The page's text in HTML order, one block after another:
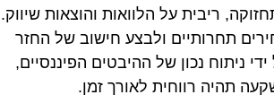
ריבית על הלוואות והוצאות שיווק.
תחרותיים ולבצע חישוב של החזר
ניתוח נכון של ההיבטים הפיננסיים,
תהיה רווחית לאורך זמן.